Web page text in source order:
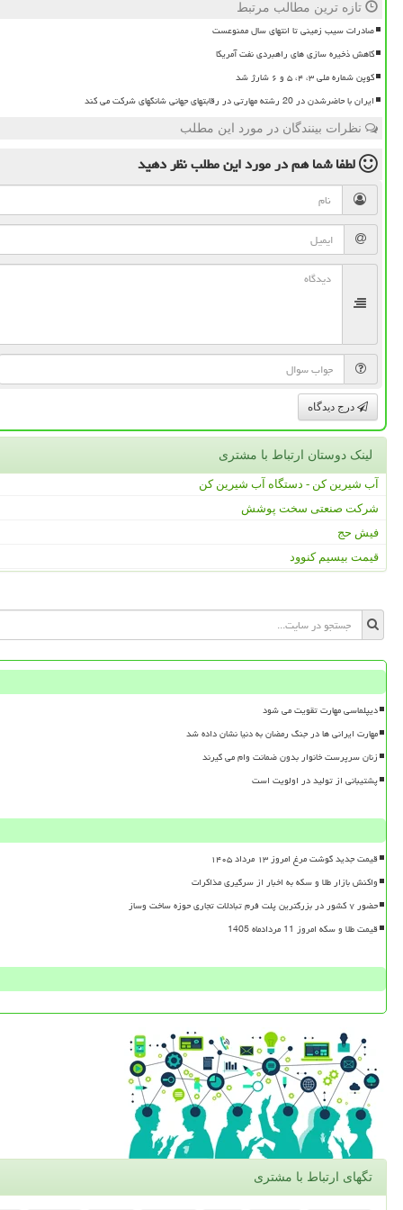
تازه ترین مطالب مرتبط
صادرات سیب زمینی تا انتهای سال ممنوعست
کاهش ذخیره سازی های راهبردی نفت آمریکا
کوپن شماره ملی ۳، ۴، ۵ و ۶ شارژ شد
ایران با حاضرشدن در 20 رشته مهارتی در رقابتهای جهانی شانگهای شرکت می کند
نظرات بینندگان در مورد این مطلب
لطفا شما همدر مورد این مطلبنظر دهید
درج دیدگاه
لینک دوستان ارتباط با مشتری
آب شیرین کن - دستگاه آب شیرین کن
شرکت صنعتی سخت پوشش
فیش حج
قیمت بیسیم کنوود
دیپلماسی مهارت تقویت می شود
مهارت ایرانی ها در جنگ رمضان به دنیا نشان داده شد
زنان سرپرست خانوار بدون ضمانت وام می گیرند
پشتیبانی از تولید در اولویت است
قیمت جدید گوشت مرغ امروز ۱۳ مرداد ۱۴۰۵
واکنش بازار طلا و سکه به اخبار از سرگیری مذاکرات
حضور ۷ کشور در بزرگترین پلت فرم تبادلات تجاری حوزه ساخت وساز
قیمت طلا و سکه امروز 11 مردادماه 1405
تگهای ارتباط با مشتری